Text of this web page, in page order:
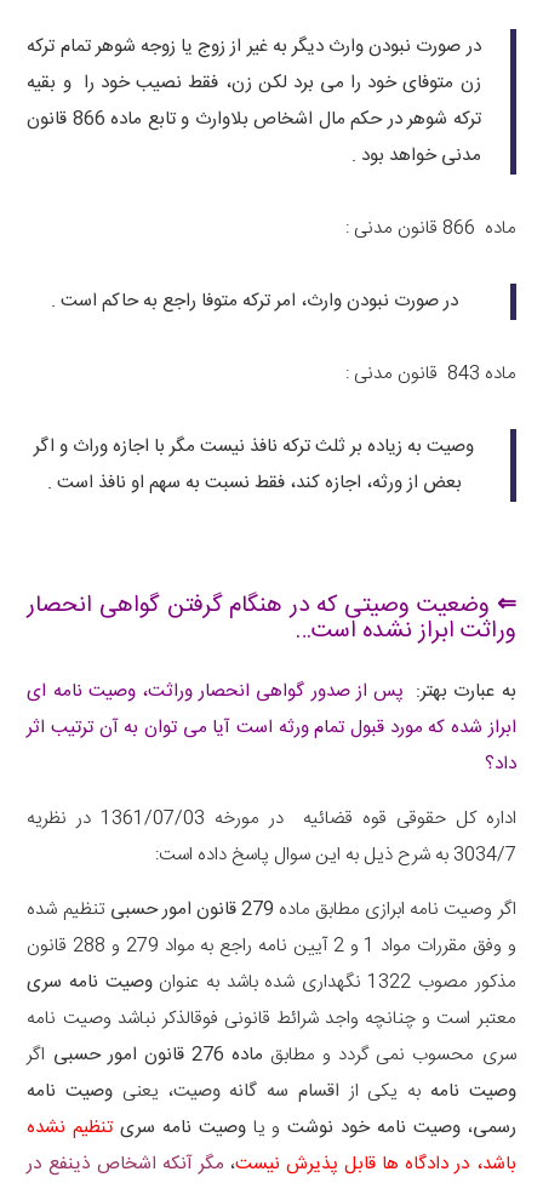
در صورت نبودن وارث دیگر به غیر از زوج یا زوجه شوهر تمام ترکه
زن متوفای خود را می برد لکن زن، فقط نصیب خود را و بقیه
ترکه شوهر در حکم مال اشخاص بلاوارث و تابع ماده 866 قانون
مدنی خواهد بود .
ماده 866 قانون مدنی :
در صورت نبودن وارث، امر ترکه متوفا راجع به حاکم است .
ماده 843 قانون مدنی :
وصیت به زیاده بر ثلث ترکه نافذ نیست مگر با اجازه وراث و اگر
بعض از ورثه، اجازه کند، فقط نسبت به سهم او نافذ است .
⇐ وضعیت وصیتی که در هنگام گرفتن گواهی انحصار
وراثت ابراز نشده است…
به عبارت بهتر: پس از صدور گواهی انحصار وراثت، وصیت نامه ای
ابراز شده که مورد قبول تمام ورثه است آیا می توان به آن ترتیب اثر
داد؟
اداره کل حقوقی قوه قضائیه در مورخه 1361/07/03 در نظریه
3034/7 به شرح ذیل به این سوال پاسخ داده است:
اگر وصیت نامه ابرازی مطابق ماده 279 قانون امور حسبی
تنظیم شده
و وفق مقررات مواد 1 و 2 آیین نامه راجع به مواد 279 و 288 قانون
مذکور مصوب 1322 نگهداری شده باشد به عنوان
وصیت نامه سری
معتبر است و چنانچه واجد شرائط قانونی فوقالذکر نباشد وصیت نامه
سری محسوب نمی گردد و مطابق ماده 276 قانون امور حسبی
اگر
وصیت نامه به یکی از اقسام سه گانه وصیت، یعنی وصیت نامه
رسمی،وصیت نامه خود نوشتو یاوصیت نامه سری تنظیم نشده
باشد، در دادگاه ها قابل پذیرش نیست، مگر آنکه اشخاص ذینفع در